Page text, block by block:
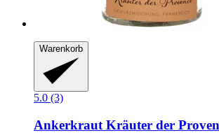
Warenkorb
5.0 (3)
Ankerkraut Kräuter der